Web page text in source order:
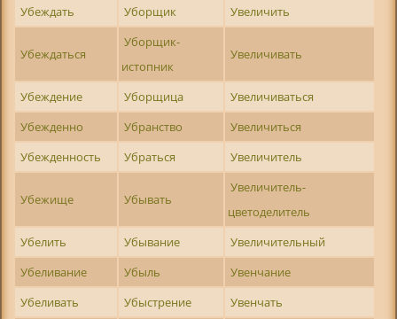
Убеждать
Уборщик Увеличить
Убеждаться
Уборщик-
истопник
Увеличивать
Убеждение Уборщица
Увеличиваться
Убежденно
Убранство
Увеличиться
Убежденность
Убраться Увеличитель
Убежище Убывать
Увеличитель-
цветоделитель
Убелить
Убывание
Увеличительный
Убеливание
Убыль
Увенчание
Убеливать
Убыстрение
Увенчать